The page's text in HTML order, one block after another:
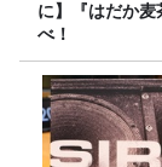
に】『はだか麦
べ！